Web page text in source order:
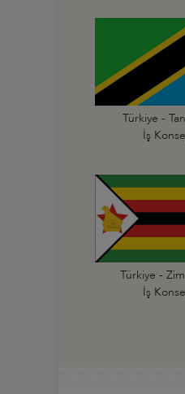
Türkiye -
İş
Türkiye -
İş